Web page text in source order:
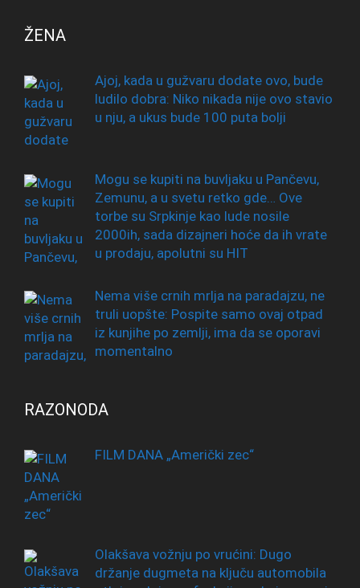
ŽENA
Ajoj, kada u gužvaru dodate ovo, bude
ludilo dobra: Niko nikada nije ovo stavio
u nju, a ukus bude 100 puta bolji
Mogu se kupiti na buvljaku u Pančevu,
Zemunu, a u svetu retko gde… Ove
torbe su Srpkinje kao lude nosile
2000ih, sada dizajneri hoće da ih vrate
u prodaju, apolutni su HIT
Nema više crnih mrlja na paradajzu, ne
truli uopšte: Pospite samo ovaj otpad
iz kunjihe po zemlji, ima da se oporavi
momentalno
RAZONODA
FILM DANA „Američki zec“
Olakšava vožnju po vrućini: Dugo
držanje dugmeta na ključu automobila